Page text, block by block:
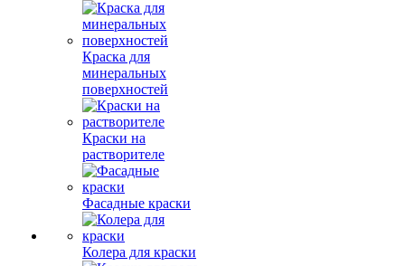
Краска для
минеральных
поверхностей
Краски на
растворителе
Фасадные краски
Колера для краски